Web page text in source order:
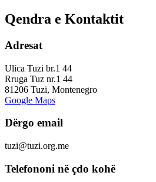
Qendra e Kontaktit
Adresat
Ulica Tuzi br.1 44
Rruga Tuz nr.1 44
81206 Tuzi, Montenegro
Google Maps
Dërgo email
tuzi@tuzi.org.me
Telefononi në çdo kohë